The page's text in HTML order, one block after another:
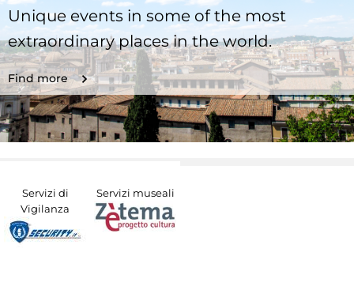
Unique events in some of the most
extraordinary places in the world.
Find more
Servizi di
Vigilanza
Servizi museali